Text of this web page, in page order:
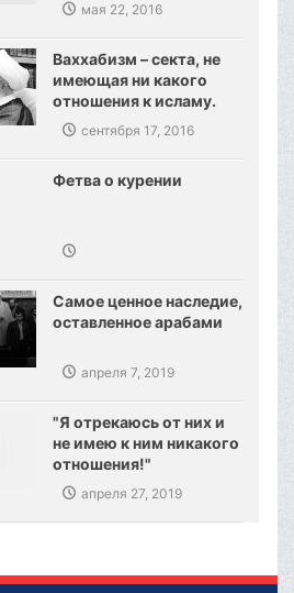
мая 22, 2016
Ваххабизм – секта, не
имеющая ни какого
отношения к исламу.
Созданы предпосылки,
сокрушения
ваххабизма.
сентября 17, 2016
Фетва о курении
Самое ценное наследие,
оставленное арабами
апреля 7, 2019
"Я отрекаюсь от них и
не имею к ним никакого
отношения!"
апреля 27, 2019